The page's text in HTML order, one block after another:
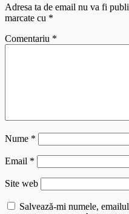
Adresa ta de email nu va fi
marcate cu *
Comentariu *
Nume *
Email *
Site web
Salvează-mi numele,